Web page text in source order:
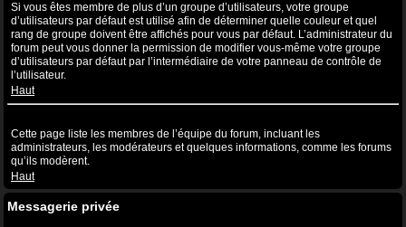
Si vous êtes membre de plus d’un groupe d’utilisateurs, votre groupe
d’utilisateurs par défaut est utilisé afin de déterminer quelle couleur et quel
rang de groupe doivent être affichés pour vous par défaut. L’administrateur du
forum peut vous donner la permission de modifier vous-même votre groupe
d’utilisateurs par défaut par l’intermédiaire de votre panneau de contrôle de
l’utilisateur.
Haut
Cette page liste les membres de l’équipe du forum, incluant les
administrateurs, les modérateurs et quelques informations, comme les forums
qu’ils modèrent.
Haut
Messagerie privée